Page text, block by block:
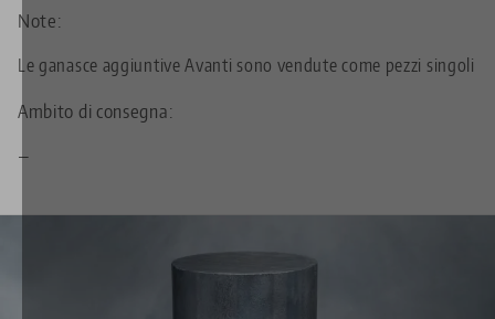
Note:
Le ganasce aggiuntive Avanti sono vendute come pezzi singoli
Ambito di consegna:
—